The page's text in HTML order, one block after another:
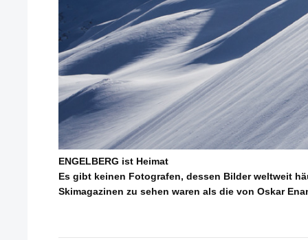
ENGELBERG ist Heimat
Es gibt keinen Fotografen, dessen Bilder weltweit
Skimagazinen zu sehen waren als die von Oskar